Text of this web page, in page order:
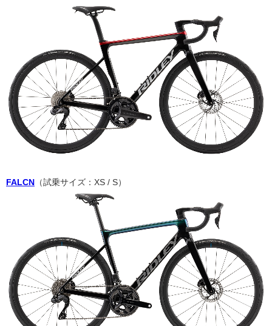
FALCN （試乗サイズ：XS / S）